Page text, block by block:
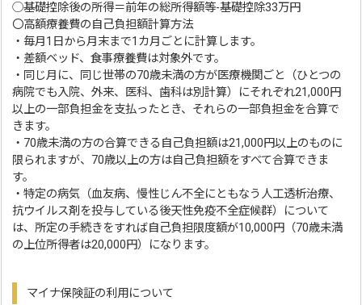
◯基礎控除後の所得＝前年の総所得額等-基礎控除33万円
〇高額療養費の自己負担額計算方法
・毎月1日から月末まで1カ月ごとに計算します。
・差額ベッド、食事療養費は対象外です。
・同じ月に、同じ世帯の70歳未満の方が医療機関ごと（ひとつの
病院でも入院、外来、医科、歯科は別計算）にそれぞれ21,000円
以上の一部負担金を支払ったとき、それらの一部負担金を合算で
きます。
・70歳未満の方の合算できる自己負担額は21,000円以上のものに
限られますが、70歳以上の方は自己負担額をすべて合算できま
す。
・特定の病気（血友病、慢性じん不全にともなう人工透析治療、
抗ウイルス剤を投与している後天性免疫不全症候群）について
は、所定の手続きをすれば自己負担限度額が10,000円（70歳未満
の上位所得者は20,000円）になります。
マイナ保険証の利用について